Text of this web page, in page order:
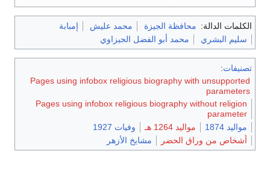
الكلمات الدالة: محافظة الجيزة محمد عليش
إمبابة
سليم البشري
محمد أبو الفضل الجيزاوي
تصنيفات:
Pages using infobox religious biography with unsupported
parameters
Pages using infobox religious biography without religion
parameter
مواليد 1874
مواليد 1264 هـ
وفيات 1927
أشخاص من وراق الحضر
مشايخ الأزهر